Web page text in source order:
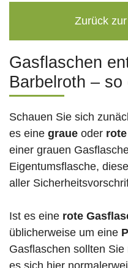
Zurück
Gasflaschen
Barbelroth – so
Schauen Sie sich
es eine graue oder rote
einer grauen
Eigentumsflasche,
aller
Ist es eine rote
üblicherweise um eine
Gasflaschen sollten